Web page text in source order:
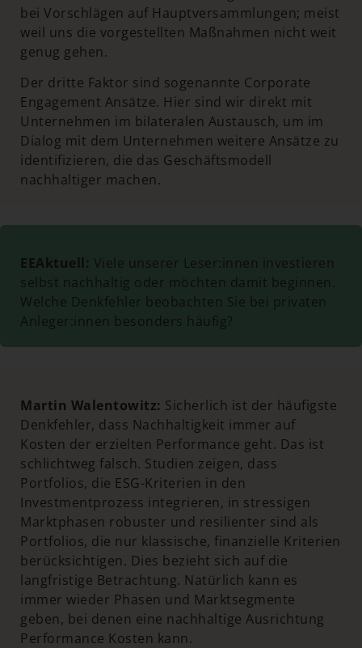
bei Vorschlägen auf Hauptversammlungen; meist
weil uns die vorgestellten Maßnahmen nicht weit
genug gehen.
Der dritte Faktor sind sogenannte Corporate
Engagement Ansätze. Hier sind wir direkt mit
Unternehmen im bilateralen Austausch, um im
Dialog mit dem Unternehmen weitere Ansätze zu
identifizieren, die das Geschäftsmodell
nachhaltiger machen.
EEAktuell: Viele unserer Leser:innen investieren
selbst nachhaltig oder möchten damit beginnen.
Welche Denkfehler beobachten Sie bei privaten
Anleger:innen besonders häufig?
Martin Walentowitz: Sicherlich ist der häufigste
Denkfehler, dass Nachhaltigkeit immer auf
Kosten der erzielten Performance geht. Das ist
schlichtweg falsch. Studien zeigen, dass
Portfolios, die ESG-Kriterien in den
Investmentprozess integrieren, in stressigen
Marktphasen robuster und resilienter sind als
Portfolios, die nur klassische, finanzielle Kriterien
berücksichtigen. Dies bezieht sich auf die
langfristige Betrachtung. Natürlich kann es
immer wieder Phasen und Marktsegmente
geben, bei denen eine nachhaltige Ausrichtung
Performance Kosten kann.